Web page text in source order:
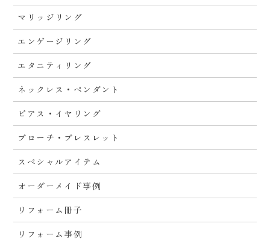
マリッジリング
エンゲージリング
エタニティリング
ネックレス・ペンダント
ピアス・イヤリング
ブローチ・ブレスレット
スペシャルアイテム
オーダーメイド事例
リフォーム冊子
リフォーム事例